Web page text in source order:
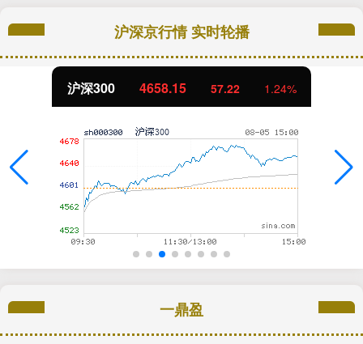
沪深京行情 实时轮播
1.24% 北证50 1119.46
一鼎盈